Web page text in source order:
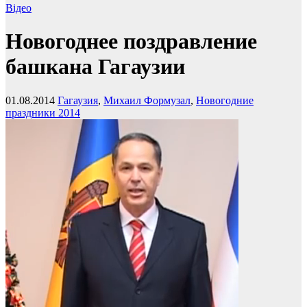
Відео
Новогоднее поздравление
башкана Гагаузии
01.08.2014 Гагаузия, Михаил Формузал, Новогодние
праздники 2014